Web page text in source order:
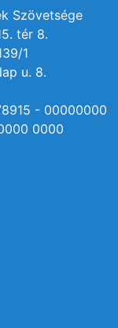
Szövetsége
tér 8.
1
u. 8.
- 00000000
0000